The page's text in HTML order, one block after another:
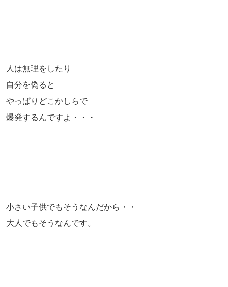
人は無理をしたり
自分を偽ると
やっぱりどこかしらで
爆発するんですよ・・・
小さい子供でもそうなんだから・・
大人でもそうなんです。